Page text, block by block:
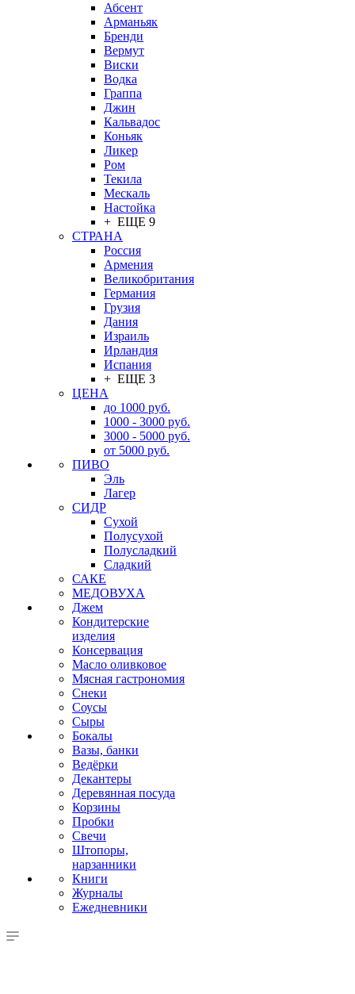
Абсент
Арманьяк
Бренди
Вермут
Виски
Водка
Граппа
Джин
Кальвадос
Коньяк
Ликер
Ром
Текила
Мескаль
Настойка
+ ЕЩЕ 9
СТРАНА
Россия
Армения
Великобритания
Германия
Грузия
Дания
Израиль
Ирландия
Испания
+ ЕЩЕ 3
ЦЕНА
до 1000 руб.
1000 - 3000 руб.
3000 - 5000 руб.
от 5000 руб.
ПИВО
Эль
Лагер
СИДР
Сухой
Полусухой
Полусладкий
Сладкий
САКЕ
МЕДОВУХА
Джем
Кондитерские
изделия
Консервация
Масло оливковое
Мясная гастрономия
Снеки
Соусы
Сыры
Бокалы
Вазы, банки
Ведёрки
Декантеры
Деревянная посуда
Корзины
Пробки
Свечи
Штопоры,
нарзанники
Книги
Журналы
Ежедневники